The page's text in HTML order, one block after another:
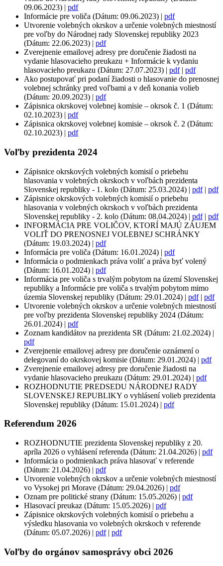
09.06.2023) | pdf
Informácie pre voliča (Dátum: 09.06.2023) | pdf
Utvorenie volebných okrskov a určenie volebných miestností
pre voľby do Národnej rady Slovenskej republiky 2023
(Dátum: 22.06.2023) | pdf
Zverejnenie emailovej adresy pre doručenie žiadosti na
vydanie hlasovacieho preukazu + Informácie k vydaniu
hlasovacieho preukazu (Dátum: 27.07.2023) | pdf| pdf
Ako postupovať pri podaní žiadosti o hlasovanie do prenosnej
volebnej schránky pred voľbami a v deň konania volieb
(Dátum: 20.09.2023) | pdf
Zápisnica okrskovej volebnej komisie – okrsok č. 1 (Dátum:
02.10.2023) | pdf
Zápisnica okrskovej volebnej komisie – okrsok č. 2 (Dátum:
02.10.2023) | pdf
Voľby prezidenta 2024
Zápisnice okrskových volebných komisií o priebehu
hlasovania v volebných okrskoch v voľbách prezidenta
Slovenskej republiky - 1. kolo (Dátum: 25.03.2024) | pdf| pdf
Zápisnice okrskových volebných komisií o priebehu
hlasovania v volebných okrskoch v voľbách prezidenta
Slovenskej republiky - 2. kolo (Dátum: 08.04.2024) | pdf| pdf
INFORMÁCIA PRE VOLIČOV, KTORÍ MAJÚ ZÁUJEM
VOLIŤ DO PRENOSNEJ VOLEBNEJ SCHRÁNKY
(Dátum: 19.03.2024) | pdf
Informácia pre voliča (Dátum: 16.01.2024) | pdf
Informácia o podmienkach práva voliť a práva byť volený
(Dátum: 16.01.2024) | pdf
Informácia pre voliča s trvalým pobytom na území Slovenskej
republiky a Informácie pre voliča s trvalým pobytom mimo
územia Slovenskej republiky (Dátum: 29.01.2024) | pdf| pdf
Utvorenie volebných okrskov a určenie volebných miestností
pre voľby prezidenta Slovenskej republiky 2024 (Dátum:
26.01.2024) | pdf
Zoznam kandidátov na prezidenta SR (Dátum: 21.02.2024) |
pdf
Zverejnenie emailovej adresy pre doručenie oznámení o
delegovaní do okrskovej komisie (Dátum: 29.01.2024) | pdf
Zverejnenie emailovej adresy pre doručenie žiadosti na
vydanie hlasovacieho preukazu (Dátum: 29.01.2024) | pdf
ROZHODNUTIE PREDSEDU NÁRODNEJ RADY
SLOVENSKEJ REPUBLIKY o vyhlásení volieb prezidenta
Slovenskej republiky (Dátum: 15.01.2024) | pdf
Referendum 2026
ROZHODNUTIE prezidenta Slovenskej republiky z 20.
apríla 2026 o vyhlásení referenda (Dátum: 21.04.2026) | pdf
Informácia o podmienkach práva hlasovať v referende
(Dátum: 21.04.2026) | pdf
Utvorenie volebných okrskov a určenie volebných miestností
vo Vysokej pri Morave (Dátum: 29.04.2026) | pdf
Oznam pre politické strany (Dátum: 15.05.2026) | pdf
Hlasovací preukaz (Dátum: 15.05.2026) | pdf
Zápisnice okrskových volebných komisií o priebehu a
výsledku hlasovania vo volebných okrskoch v referende
(Dátum: 05.07.2026) | pdf| pdf
Voľby do orgánov samosprávy obci 2026